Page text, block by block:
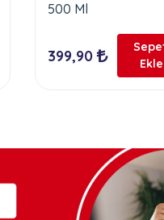
500 Ml
399,90
Ekle